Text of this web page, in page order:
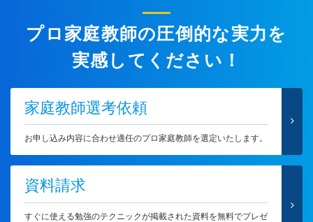
プロ家庭教師の圧倒的な実力を
実感してください！
家庭教師選考依頼
お申し込み内容に合わせ適任のプロ家庭教師を選定いたします。
資料請求
すぐに使える勉強のテクニックが掲載された資料を無料でプレゼ